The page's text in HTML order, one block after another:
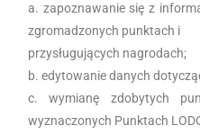
zapoznawanie się z
zgromadzonych punktach i
przysługujących nagrodach;
edytowanie danych
wymianę zdobytych
wyznaczonych Punktach